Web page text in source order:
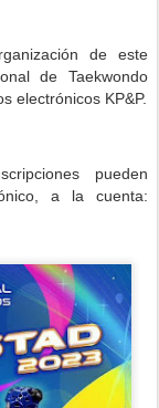
de este
de Taekwondo
electrónicos KP&P.
pueden
a la cuenta: